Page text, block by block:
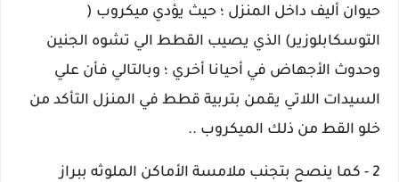
حيوان أليف داخل المنزل ؛ حيث يؤدي ميكروب (
التوسكابلوزير) الذي يصيب القطط الي تشوه الجنين
وحدوث الأجهاض في أحيانا أخري ؛ وبالتالي فأن علي
السيدات اللاتي يقمن بتربية قطط في المنزل التأكد من
خلو القط من ذلك الميكروب ..
2 - كما ينصح بتجنب ملامسة الأماكن الملوثه ببراز